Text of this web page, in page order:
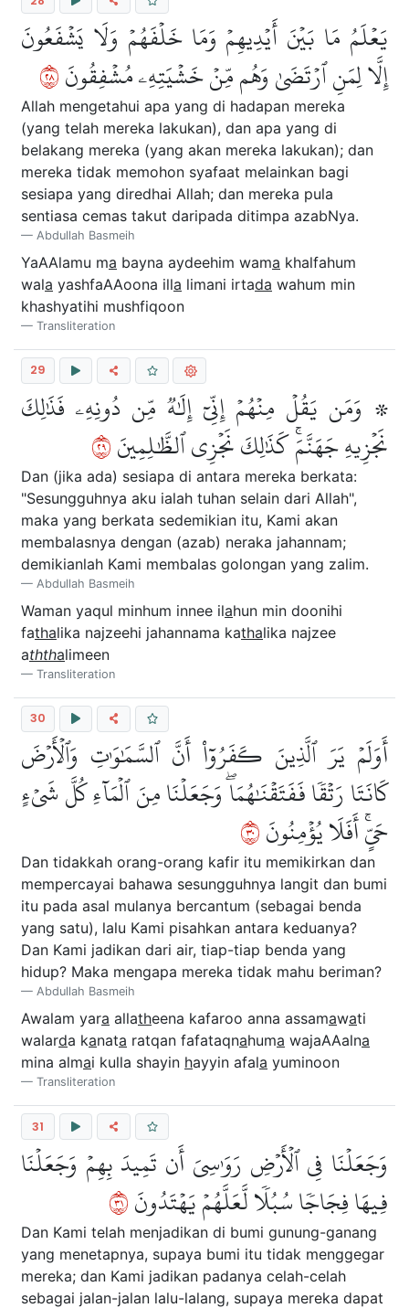
يَعۡلَمُ مَا بَيۡنَ أَيۡدِيهِمۡ وَمَا خَلۡفَهُمۡ وَلَا يَشۡفَعُونَ
إِلَّا لِمَنِ ٱرۡتَضَىٰ وَهُم مِّنۡ خَشۡيَتِهِۦ مُشۡفِقُونَ٨٢
Allah mengetahui apa yang di hadapan mereka
(yang telah mereka lakukan), dan apa yang di
belakang mereka (yang akan mereka lakukan); dan
mereka tidak memohon syafaat melainkan bagi
sesiapa yang diredhai Allah; dan mereka pula
sentiasa cemas takut daripada ditimpa azabNya.
Abdullah Basmeih
YaAAlamu ma bayna aydeehim wama khalfahum
wala yashfaAAoona illa limani irtada wahum min
khashyatihi mushfiqoon
Transliteration
29
۞ وَمَن يَقُلۡ مِنۡهُمۡ إِنِّيٓ إِلَٰهٞ مِّن دُونِهِۦ فَذَٰلِكَ
نَجۡزِيهِ جَهَنَّمَۚ كَذَٰلِكَ نَجۡزِي ٱلظَّٰلِمِينَ٩٢
Dan (jika ada) sesiapa di antara mereka berkata:
"Sesungguhnya aku ialah tuhan selain dari Allah",
maka yang berkata sedemikian itu, Kami akan
membalasnya dengan (azab) neraka jahannam;
demikianlah Kami membalas golongan yang zalim.
Abdullah Basmeih
Waman yaqul minhum innee ilahun min doonihi
fathalika najzeehi jahannama kathalika najzee
aththalimeen
Transliteration
30
أَوَلَمۡ يَرَ ٱلَّذِينَ كَفَرُوٓاْ أَنَّ ٱلسَّمَٰوَٰتِ وَٱلۡأَرۡضَ
كَانَتَا رَتۡقٗا فَفَتَقۡنَٰهُمَاۖ وَجَعَلۡنَا مِنَ ٱلۡمَآءِ كُلَّ شَيۡءٍ
حَيٍّۚ أَفَلَا يُؤۡمِنُونَ٠٣
Dan tidakkah orang-orang kafir itu memikirkan dan
mempercayai bahawa sesungguhnya langit dan bumi
itu pada asal mulanya bercantum (sebagai benda
yang satu), lalu Kami pisahkan antara keduanya?
Dan Kami jadikan dari air, tiap-tiap benda yang
hidup? Maka mengapa mereka tidak mahu beriman?
Abdullah Basmeih
Awalam yara allatheena kafaroo anna assamawati
walarda kanata ratqan fafataqnahuma wajaAAalna
mina almai kulla shayin hayyin afala yuminoon
Transliteration
31
وَجَعَلۡنَا فِي ٱلۡأَرۡضِ رَوَٰسِيَ أَن تَمِيدَ بِهِمۡ وَجَعَلۡنَا
فِيهَا فِجَاجٗا سُبُلٗا لَّعَلَّهُمۡ يَهۡتَدُونَ١٣
Dan Kami telah menjadikan di bumi gunung-ganang
yang menetapnya, supaya bumi itu tidak menggegar
mereka; dan Kami jadikan padanya celah-celah
sebagai jalan-jalan lalu-lalang, supaya mereka dapat